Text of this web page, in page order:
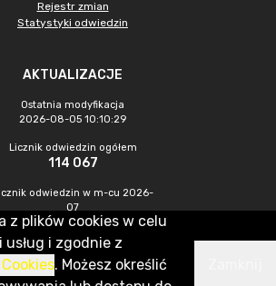
Rejestr zmian
Statystyki odwiedzin
AKTUALIZACJE
Ostatnia modyfikacja
2026-08-05 10:10:29
Licznik odwiedzin ogółem
114 067
odwiedzin w m-cu 2026-
07
586
o.o.
z plików cookies w celu
usług i zgodnie z
. Możesz określić